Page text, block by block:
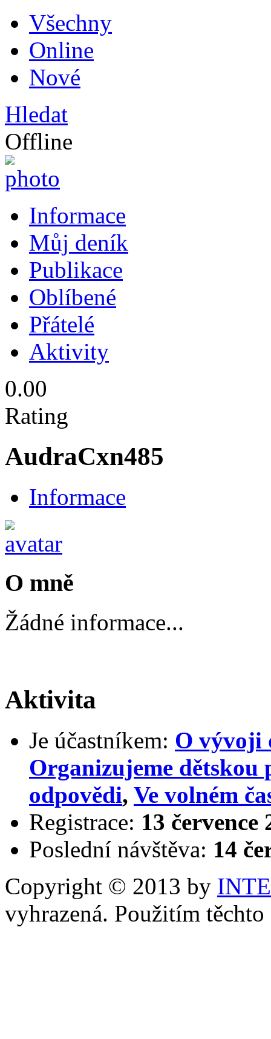
Všechny
Online
Nové
Hledat
Offline
Informace
Můj deník
Publikace
Oblíbené
Přátelé
Aktivity
0.00
Rating
AudraCxn485
Informace
O mně
Žádné informace...
Aktivita
Je účastníkem: O vývoji
Organizujeme dětskou
odpovědi, Ve volném
Registrace: 13 července
Poslední návštěva: 14
Copyright © 2013 by
vyhrazená. Použitím